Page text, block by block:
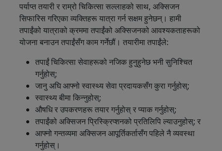
पर्याप्त तयारी र राम्रो चिकित्सा सल्लाहको साथ, अक्सिजन
सिफारिस गरिएका व्यक्तिहरू यात्रा गर्न सक्षम हुनेछन्। हामी
तपाईंको यात्राको क्रममा तपाईंको अक्सिजनको आवश्यकताहरूको
योजना बनाउन तपाईंसँग काम गर्नेछौं। तयारीमा तपाईंले:
तपाईं चिकित्सा सेवाहरूको नजिक हुनुहुनेछ भनी सुनिश्चित
गर्नुहोस्;
जानु अघि आफ्नो स्वास्थ्य सेवा प्रदायकसँग कुरा गर्नुहोस्;
स्वास्थ्य बीमा किन्नुहोस्;
औषधि र उपकरणहरू तयार गर्नुहोस् र प्याक गर्नुहोस्;
तपाईंको अक्सिजन प्रिस्क्रिप्शनको प्रतिलिपि ल्याउनुहोस्; र
आफ्नो गन्तव्यमा अक्सिजन आपूर्तिकर्तासँग पहिले नै व्यवस्था
गर्नुहोस्।